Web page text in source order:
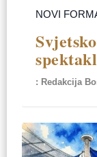
NOVI
Redakcija